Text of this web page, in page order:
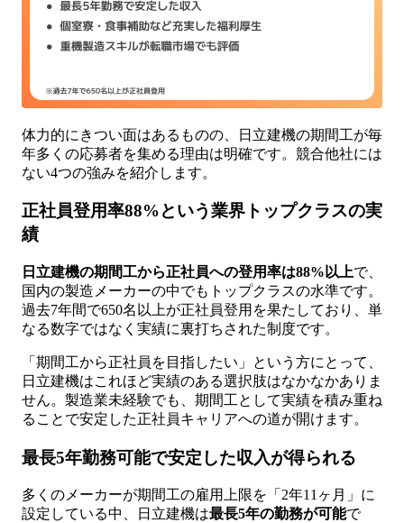
体力的にきつい面はあるものの、日立建機の期間工が毎
年多くの応募者を集める理由は明確です。競合他社には
ない4つの強みを紹介します。
正社員登用率88%という業界トップクラスの実
績
日立建機の期間工から正社員への登用率は88%以上で、
国内の製造メーカーの中でもトップクラスの水準です。
過去7年間で650名以上が正社員登用を果たしており、単
なる数字ではなく実績に裏打ちされた制度です。
「期間工から正社員を目指したい」という方にとって、
日立建機はこれほど実績のある選択肢はなかなかありま
せん。製造業未経験でも、期間工として実績を積み重ね
ることで安定した正社員キャリアへの道が開けます。
最長5年勤務可能で安定した収入が得られる
多くのメーカーが期間工の雇用上限を「2年11ヶ月」に
設定している中、日立建機は最長5年の勤務が可能で